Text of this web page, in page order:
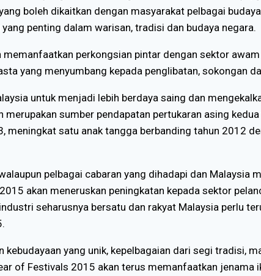
boleh dikaitkan dengan masyarakat pelbagai
penting dalam warisan, tradisi dan budaya negara.
perkongsian pintar dengan sektor
yang menyumbang kepada penglibatan, sokongan
untuk menjadi lebih berdaya saing dan
sumber pendapatan pertukaran asing
satu anak tangga berbanding tahun 2012
pelbagai cabaran yang dihadapi dan Malaysia
akan meneruskan peningkatan kepada sektor
seharusnya bersatu dan rakyat Malaysia perlu
yang unik, kepelbagaian dari segi tradisi,
of Festivals 2015 akan terus memanfaatkan jenama